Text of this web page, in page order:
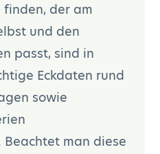
finden, der am
und den
passt, sind in
Eckdaten rund
sowie
man diese